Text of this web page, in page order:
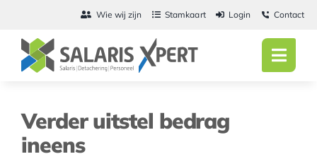
inhoud
Wie wij zijn Stamkaart Login Contact
Verder uitstel bedrag
ineens